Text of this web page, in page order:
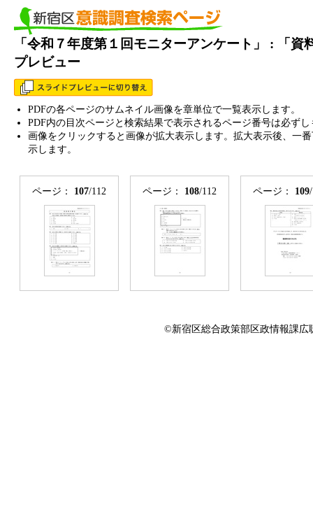
「令和７年度第１回モニターアンケート」 : 「
プレビュー
PDFの各ページのサムネイル画像を章単位で一覧表示します。
PDF内の目次ページと検索結果で表示されるページ番号は必ず
画像をクリックすると画像が拡大表示します。拡大表示後、一
示します。
ページ： 107/112 ページ： 108/112 ページ： 109
©新宿区総合政策部区政情報課